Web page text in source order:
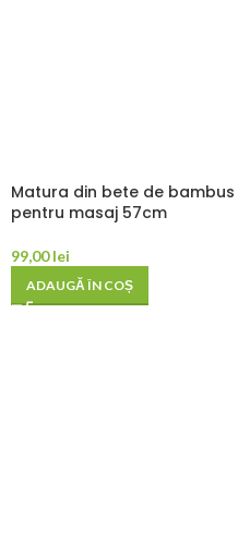
Matura din bete de bambus
pentru masaj 57cm
99,00lei
ADAUGĂ ÎN COȘ